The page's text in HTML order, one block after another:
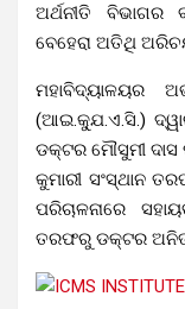
ଅର୍ଥନୀତି
ବେହେରା ଅତିଥି
ମହାବିଦ୍ୟାଳୟର
(ଆଇ.କ୍ଯୁ.ଏ.ସି.)
ଡକ୍ଟର ମୌସୁମୀ ଦାସ
କୁମାରୀ ସଂସ୍ଥାନ
ପରିଚାଳନାରେ
ତରଫରୁ ଡକ୍ଟର